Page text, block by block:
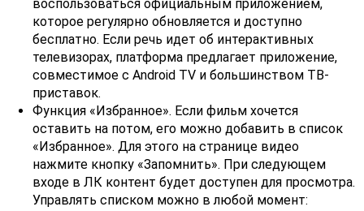
воспользоваться официальным приложением,
которое регулярно обновляется и доступно
бесплатно. Если речь идет об интерактивных
телевизорах, платформа предлагает приложение,
совместимое с Android TV и большинством ТВ-
приставок.
Функция «Избранное». Если фильм хочется
оставить на потом, его можно добавить в список
«Избранное». Для этого на странице видео
нажмите кнопку «Запомнить». При следующем
входе в ЛК контент будет доступен для просмотра.
Управлять списком можно в любой момент: